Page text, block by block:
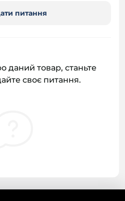
питання
даний товар, станьте
своє питання.